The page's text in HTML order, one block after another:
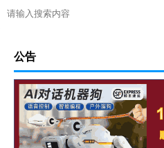
公告